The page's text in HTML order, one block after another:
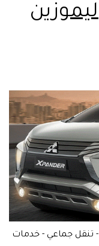
- تنقل جماعي - خدمات